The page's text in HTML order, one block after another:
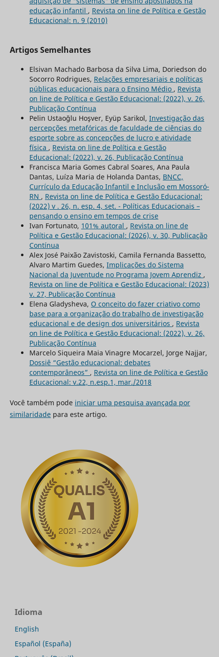
educação infantil , Revista on line de Política e Gestão
Educacional: n. 9 (2010)
Artigos Semelhantes
Elsivan Machado Barbosa da Silva Lima, Doriedson do
Socorro Rodrigues, Relações empresariais e políticas
públicas educacionais para o Ensino Médio , Revista
on line de Política e Gestão Educacional: (2022), v. 26,
Publicação Contínua
Pelin Ustaoğlu Hoşver, Eyüp Sarikol, Investigação das
percepções metafóricas de faculdade de ciências do
esporte sobre as concepções de lucro e atividade
física , Revista on line de Política e Gestão
Educacional: (2022), v. 26, Publicação Contínua
Francisca Maria Gomes Cabral Soares, Ana Paula
Dantas, Luíza Maria de Holanda Dantas, BNCC,
Currículo da Educação Infantil e Inclusão em Mossoró-
RN , Revista on line de Política e Gestão Educacional:
(2022) v . 26, n. esp. 4, set. - Políticas Educacionais –
pensando o ensino em tempos de crise
Ivan Fortunato, 101% autoral , Revista on line de
Política e Gestão Educacional: (2026), v. 30, Publicação
Contínua
Alex José Paixão Zavistoski, Camila Fernanda Bassetto,
Alvaro Martim Guedes, Implicações do Sistema
Nacional da Juventude no Programa Jovem Aprendiz ,
Revista on line de Política e Gestão Educacional: (2023)
v. 27, Publicação Contínua
Elena Gladysheva, O conceito do fazer criativo como
base para a organização do trabalho de investigação
educacional e de design dos universitários , Revista
on line de Política e Gestão Educacional: (2022), v. 26,
Publicação Contínua
Marcelo Siqueira Maia Vinagre Mocarzel, Jorge Najjar,
Dossiê “Gestão educacional: debates
contemporâneos” , Revista on line de Política e Gestão
Educacional: v.22, n.esp.1, mar./2018
Você também pode iniciar uma pesquisa avançada por
similaridadepara este artigo.
Idioma
English
Español (España)